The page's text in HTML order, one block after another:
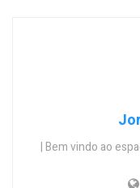
| Bem vindo ao